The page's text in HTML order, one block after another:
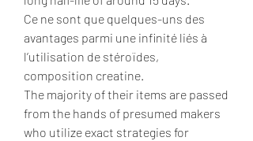
Ce ne sont que quelques-uns des
avantages parmi une infinité liés à
l’utilisation de stéroïdes,
composition creatine.
The majority of their items are passed
from the hands of presumed makers
who utilize exact strategies for